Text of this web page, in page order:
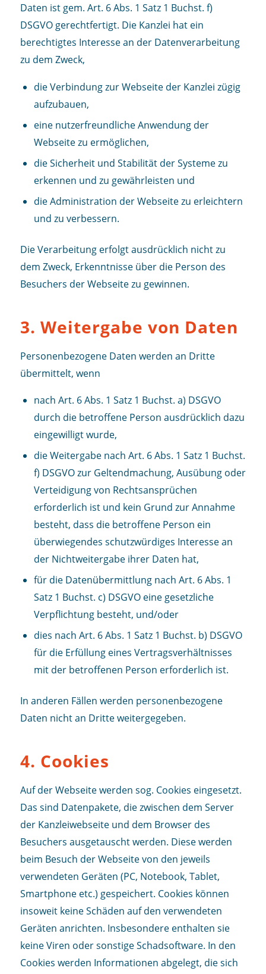
Daten ist gem. Art. 6 Abs. 1 Satz 1 Buchst. f)
DSGVO gerechtfertigt. Die Kanzlei hat ein
berechtigtes Interesse an der Datenverarbeitung
zu dem Zweck,
die Verbindung zur Webseite der Kanzlei zügig
aufzubauen,
eine nutzerfreundliche Anwendung der
Webseite zu ermöglichen,
die Sicherheit und Stabilität der Systeme zu
erkennen und zu gewährleisten und
die Administration der Webseite zu erleichtern
und zu verbessern.
Die Verarbeitung erfolgt ausdrücklich nicht zu
dem Zweck, Erkenntnisse über die Person des
Besuchers der Webseite zu gewinnen.
3. Weitergabe von Daten
Personenbezogene Daten werden an Dritte
übermittelt, wenn
nach Art. 6 Abs. 1 Satz 1 Buchst. a) DSGVO
durch die betroffene Person ausdrücklich dazu
eingewilligt wurde,
die Weitergabe nach Art. 6 Abs. 1 Satz 1 Buchst.
f) DSGVO zur Geltendmachung, Ausübung oder
Verteidigung von Rechtsansprüchen
erforderlich ist und kein Grund zur Annahme
besteht, dass die betroffene Person ein
überwiegendes schutzwürdiges Interesse an
der Nichtweitergabe ihrer Daten hat,
für die Datenübermittlung nach Art. 6 Abs. 1
Satz 1 Buchst. c) DSGVO eine gesetzliche
Verpflichtung besteht, und/oder
dies nach Art. 6 Abs. 1 Satz 1 Buchst. b) DSGVO
für die Erfüllung eines Vertragsverhältnisses
mit der betroffenen Person erforderlich ist.
In anderen Fällen werden personenbezogene
Daten nicht an Dritte weitergegeben.
4. Cookies
Auf der Webseite werden sog. Cookies eingesetzt.
Das sind Datenpakete, die zwischen dem Server
der Kanzleiwebseite und dem Browser des
Besuchers ausgetauscht werden. Diese werden
beim Besuch der Webseite von den jeweils
verwendeten Geräten (PC, Notebook, Tablet,
Smartphone etc.) gespeichert. Cookies können
insoweit keine Schäden auf den verwendeten
Geräten anrichten. Insbesondere enthalten sie
keine Viren oder sonstige Schadsoftware. In den
Cookies werden Informationen abgelegt, die sich